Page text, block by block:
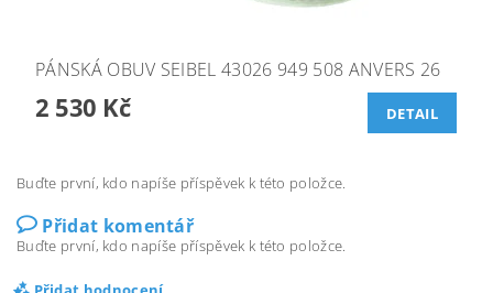
PÁNSKÁ OBUV SEIBEL 43026 949 508 ANVERS 26
2 530 Kč DETAIL
Buďte první, kdo napíše příspěvek k této položce.
Přidat komentář
Buďte první, kdo napíše příspěvek k této položce.